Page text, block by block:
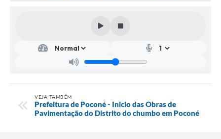
VEJA TAMBÉM
Prefeitura de Poconé - Inicio das Obras de
Pavimentação do Distrito do chumbo em Poconé